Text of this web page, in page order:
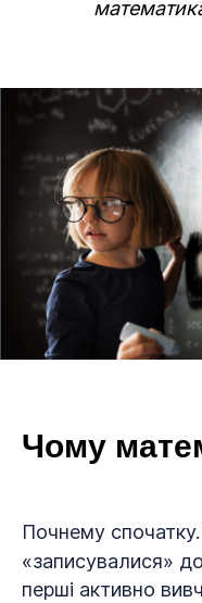
Чому
Почнему
«записувалися» до
перші активно